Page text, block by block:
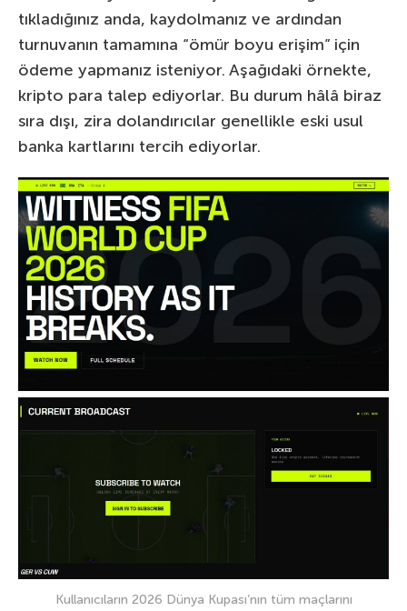
tıkladığınız anda, kaydolmanız ve ardından
turnuvanın tamamına “ömür boyu erişim” için
ödeme yapmanız isteniyor. Aşağıdaki örnekte,
kripto para talep ediyorlar. Bu durum hâlâ biraz
sıra dışı, zira dolandırıcılar genellikle eski usul
banka kartlarını tercih ediyorlar.
Kullanıcıların 2026 Dünya Kupası’nın tüm maçlarını